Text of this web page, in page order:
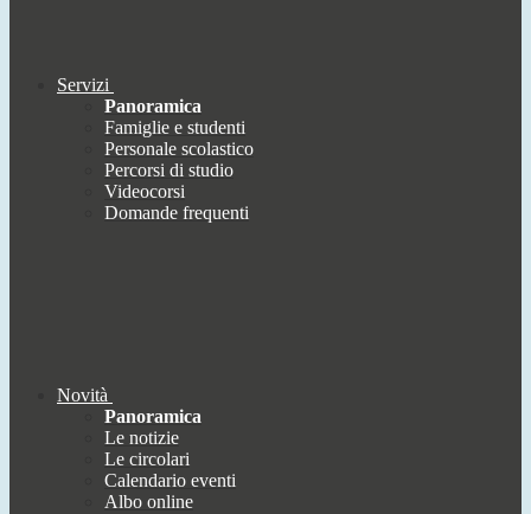
Servizi
Panoramica
Famiglie e studenti
Personale scolastico
Percorsi di studio
Videocorsi
Domande frequenti
Novità
Panoramica
Le notizie
Le circolari
Calendario eventi
Albo online